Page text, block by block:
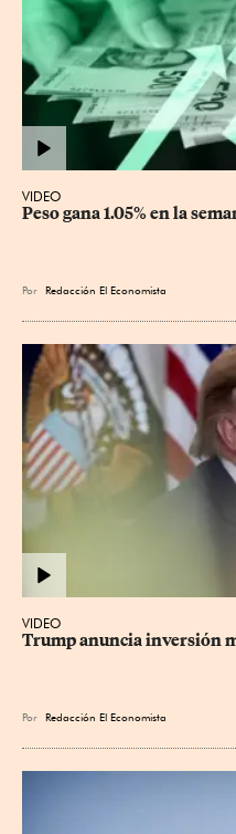
VIDEO
Peso gana 1.05% en la
Por Redacción El Economista
VIDEO
Trump anuncia inversión
Por Redacción El Economista